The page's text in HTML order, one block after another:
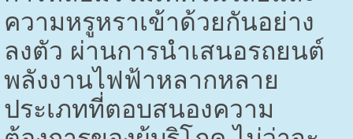
ความหรูหราเข้าด้วยกันอย่าง
ลงตัว ผ่านการนำเสนอรถยนต์
พลังงานไฟฟ้าหลากหลาย
ประเภทที่ตอบสนองความ